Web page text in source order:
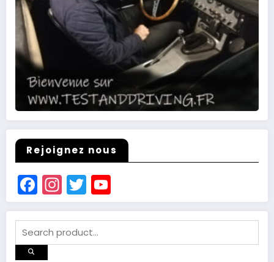
Rejoignez nous
Facebook
Instagram
Twitter
Channel